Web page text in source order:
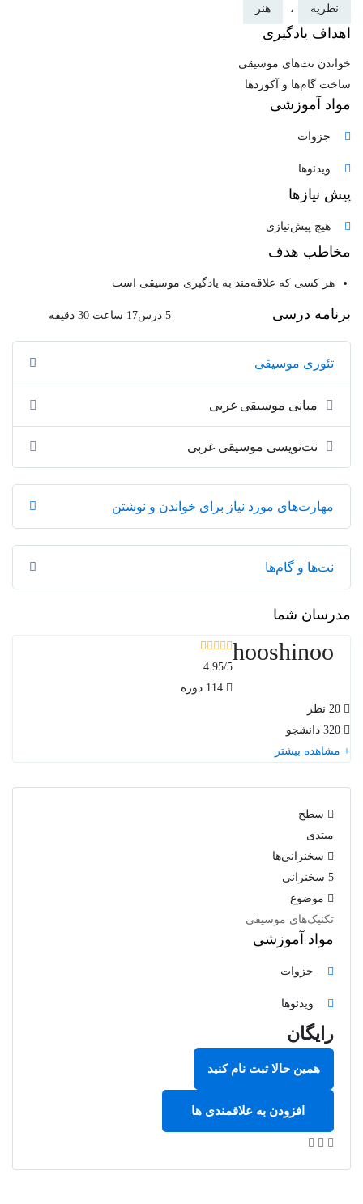
نظریه ، هنر
اهداف یادگیری
خواندن نت‌های موسیقی
ساخت گام‌ها و آکوردها
مواد آموزشی
جزوات
ویدئوها
پیش نیازها
هیچ پیش‌نیازی
مخاطب هدف
هر کسی که علاقه‌مند به یادگیری موسیقی است
برنامه درسی 5 درس 17 ساعت 30 دقیقه
تئوری موسیقی
مبانی موسیقی غربی
نت‌نویسی موسیقی غربی
مهارت‌های مورد نیاز برای خواندن و نوشتن
نت‌ها و گام‌ها
مدرسان شما
hooshinoo
4.95/5
114 دوره
20 نظر
320 دانشجو
مشاهده بیشتر
سطح
مبتدی
سخنرانی‌ها
5 سخنرانی‌
موضوع
تکنیک‌های موسیقی
مواد آموزشی
جزوات
ویدئوها
رایگان
همین حالا ثبت نام کنید
افزودن به علاقمندی ها